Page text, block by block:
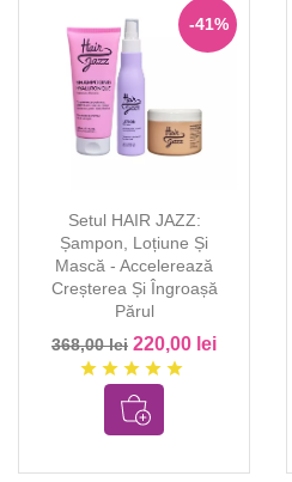
Setul HAIR JAZZ:
Șampon, Loțiune Și
Mască - Accelerează
Creșterea Și Îngroașă
Părul
368,00 lei 220,00 lei
star star star star star
-41%